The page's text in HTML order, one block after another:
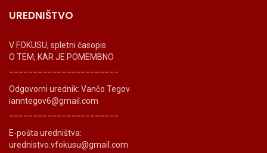
UREDNIŠTVO
V FOKUSU, spletni časopis
O TEM, KAR JE POMEMBNO
Odgovorni urednik: Vančo Tegov
ianntegov6@gmail.com
E-pošta uredništva:
urednistvo.vfokusu@gmail.com